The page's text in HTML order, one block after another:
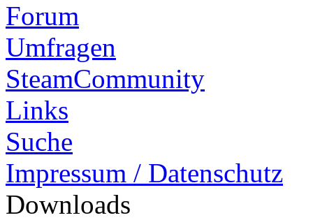
Forum
Umfragen
SteamCommunity
Links
Suche
Impressum / Datenschutz
Downloads